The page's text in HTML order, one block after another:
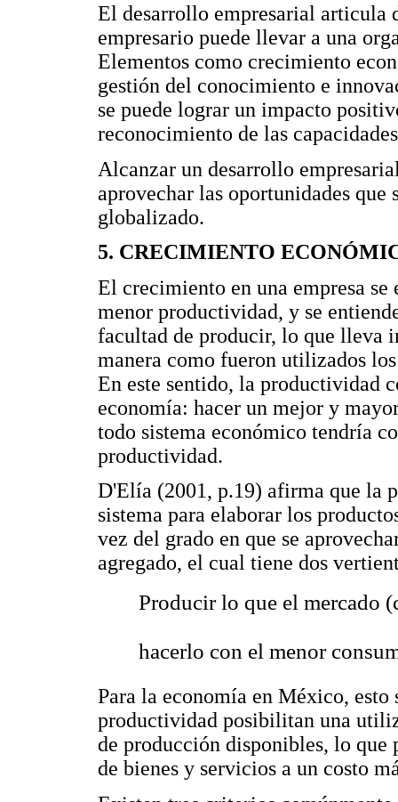
El desarrollo empresarial articula
empresario puede llevar a una
Elementos como crecimiento
gestión del conocimiento e
se puede lograr un impacto
reconocimiento de las
Alcanzar un desarrollo
aprovechar las oportunidades que
globalizado.
5. CRECIMIENTO
El crecimiento en una empresa
menor productividad, y se
facultad de producir, lo que lleva
manera como fueron utilizados
En este sentido, la productividad
economía: hacer un mejor y
todo sistema económico tendría
productividad.
D'Elía (2001, p.19) afirma que la
sistema para elaborar los
vez del grado en que se
agregado, el cual tiene dos
 Producir lo que el mercado
 hacerlo con el menor
Para la economía en México,
productividad posibilitan una
de producción disponibles, lo
de bienes y servicios a un costo